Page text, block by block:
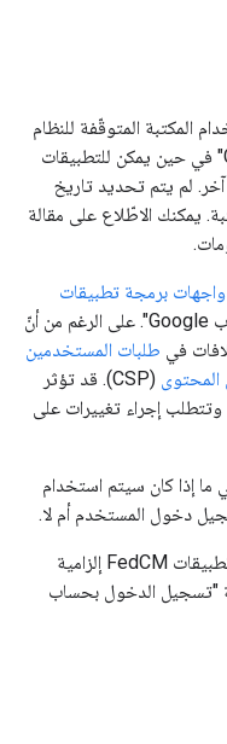
المكتبة المتوقّفة للنظام
الأساسي "تسجيل الدخول بحساب Google" في حين يمكن للتطبيقات
لم يتم تحديد تاريخ
يمكنك الاطّلاع على مقالة
واجهات برمجة تطبيقات
إلى مكتبة "تسجيل الدخول بحساب Google". على الرغم من أنّ
في طلبات المستخدمين
المحتوى
(CSP). قد تؤثر
إجراء تغييرات على
ما إذا كان سيتم استخدام
بعد الفترة الانتقالية، تكون واجهات برمجة تطبيقات FedCM إلزامية
"تسجيل الدخول بحساب